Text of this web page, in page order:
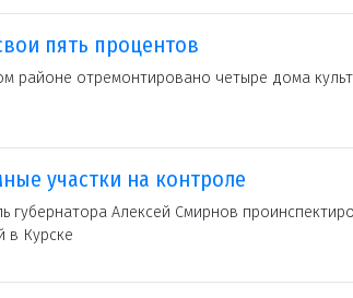
пять процентов
районе отремонтировано четыре дома
участки на контроле
губернатора Алексей Смирнов
в Курске